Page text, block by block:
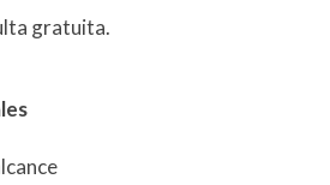
gratuita.